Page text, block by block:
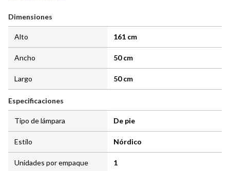
Dimensiones
Alto 161 cm
Ancho 50 cm
Largo 50 cm
Especificaciones
Tipo de lámpara De pie
Estilo Nórdico
Unidades por empaque 1